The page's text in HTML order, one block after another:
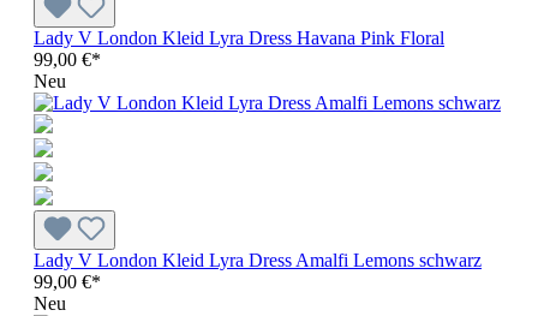
Lady V London Kleid Lyra Dress Havana Pink Floral
99,00 €*
Neu
Lady V London Kleid Lyra Dress Amalfi Lemons schwarz
99,00 €*
Neu